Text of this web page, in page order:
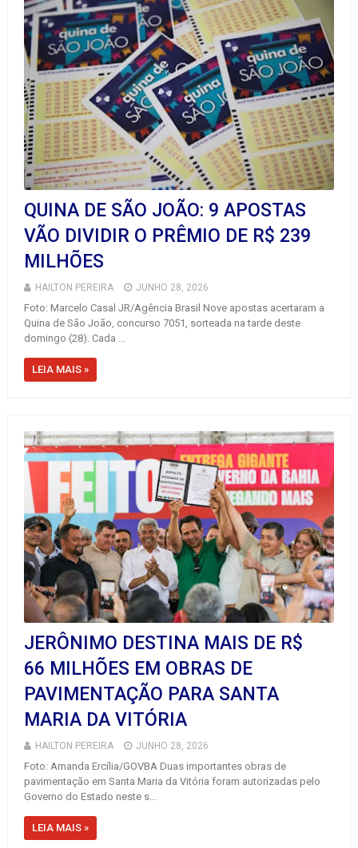
QUINA DE SÃO JOÃO: 9 APOSTAS
VÃO DIVIDIR O PRÊMIO DE R$ 239
MILHÕES
HAILTON PEREIRA JUNHO 28, 2026
Foto: Marcelo Casal JR/Agência Brasil Nove apostas acertaram a
Quina de São João, concurso 7051, sorteada na tarde deste
domingo (28). Cada ...
LEIA MAIS »
JERÔNIMO DESTINA MAIS DE R$
66 MILHÕES EM OBRAS DE
PAVIMENTAÇÃO PARA SANTA
MARIA DA VITÓRIA
HAILTON PEREIRA JUNHO 28, 2026
Foto: Amanda Ercília/GOVBA Duas importantes obras de
pavimentação em Santa Maria da Vitória foram autorizadas pelo
Governo do Estado neste s...
LEIA MAIS »